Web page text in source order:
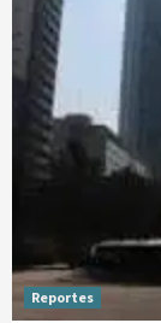
Reportes